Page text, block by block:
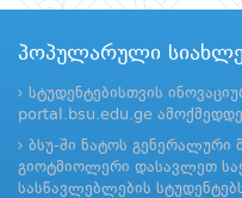
პოპულარული
სტუდენტებისთვის
portal.bsu.edu.ge
ბსუ-ში ნატოს გენერალური
გიოტმიოლერი დასავლეთ
სასწავლებლების